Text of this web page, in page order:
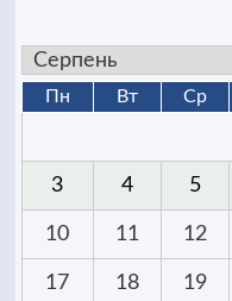
Пн Вт Ср
3 4 5
10 11 12
17 18 19